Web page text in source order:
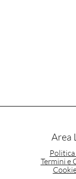
Area
Politica
Termini e